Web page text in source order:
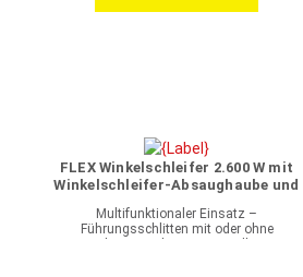
FLEX Winkelschleifer 2.600 W mit
Winkelschleifer-Absaughaube und
Multifunktionaler Einsatz –
Führungsschlitten mit oder ohne